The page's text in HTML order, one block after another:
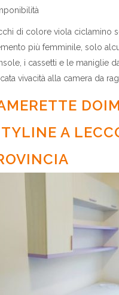
di colore viola ciclamino
più femminile, solo
i cassetti e le maniglie
vivacità alla camera da
A